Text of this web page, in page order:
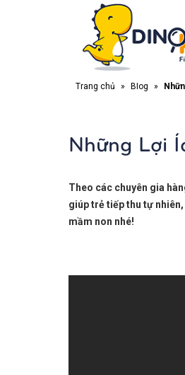
Trang chủ » Blog »
Những Lợi
Theo các chuyên gia
giúp trẻ tiếp thu tự
mầm non nhé!